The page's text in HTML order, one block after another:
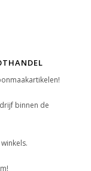
binnen de